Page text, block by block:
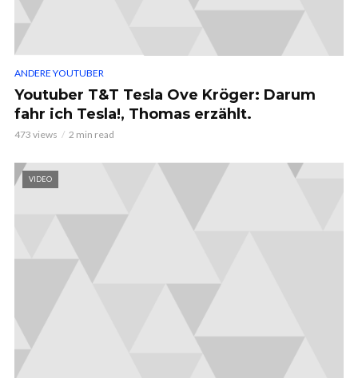
ANDERE YOUTUBER
Youtuber T&T Tesla Ove Kröger: Darum
fahr ich Tesla!, Thomas erzählt.
473 views 2 min read
VIDEO